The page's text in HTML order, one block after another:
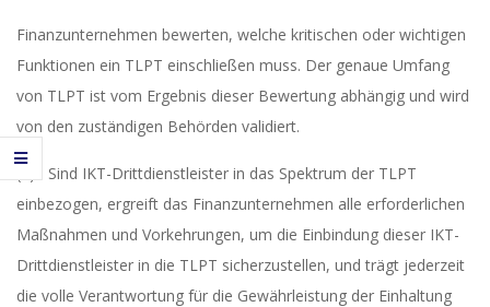
Finanzunternehmen bewerten, welche kritischen oder wichtigen
Funktionen ein TLPT einschließen muss. Der genaue Umfang
von TLPT ist vom Ergebnis dieser Bewertung abhängig und wird
von den zuständigen Behörden validiert.
(3) Sind IKT-Drittdienstleister in das Spektrum der TLPT
einbezogen, ergreift das Finanzunternehmen alle erforderlichen
Maßnahmen und Vorkehrungen, um die Einbindung dieser IKT-
Drittdienstleister in die TLPT sicherzustellen, und trägt jederzeit
die volle Verantwortung für die Gewährleistung der Einhaltung